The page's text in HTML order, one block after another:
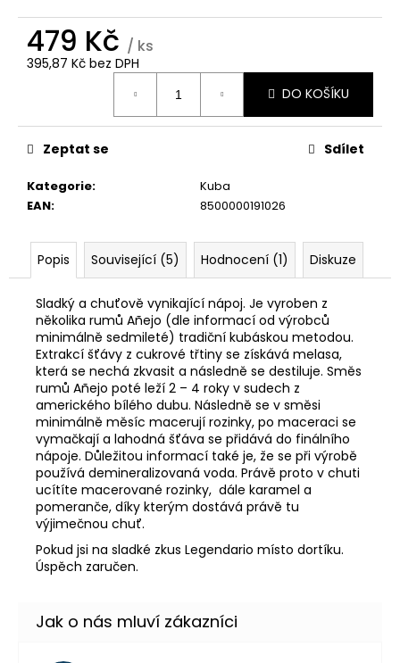
479 Kč / ks
395,87 Kč bez DPH
DO KOŠÍKU
Kategorie:
Kuba
EAN: 8500000191026
Zeptat se Sdílet
Popis Související (5) Hodnocení (1) Diskuze
Sladký a chuťově vynikající nápoj. Je vyroben z
několika rumů Añejo (dle informací od výrobců
minimálně sedmileté) tradiční kubáskou metodou.
Extrakcí šťávy z cukrové třtiny se získává melasa,
která se nechá zkvasit a následně se destiluje. Směs
rumů Añejo poté leží 2 – 4 roky v sudech z
amerického bílého dubu. Následně se v směsi
minimálně měsíc macerují rozinky, po maceraci se
vymačkají a lahodná šťáva se přidává do finálního
nápoje. Důležitou informací také je, že se při výrobě
používá demineralizovaná voda. Právě proto v chuti
ucítíte macerované rozinky, dále karamel a
pomeranče, díky kterým dostává právě tu
výjimečnou chuť.
Pokud jsi na sladké zkus Legendario místo dortíku.
Úspěch zaručen.
u
e
DIPLOMATICO
BATH
BOX
899